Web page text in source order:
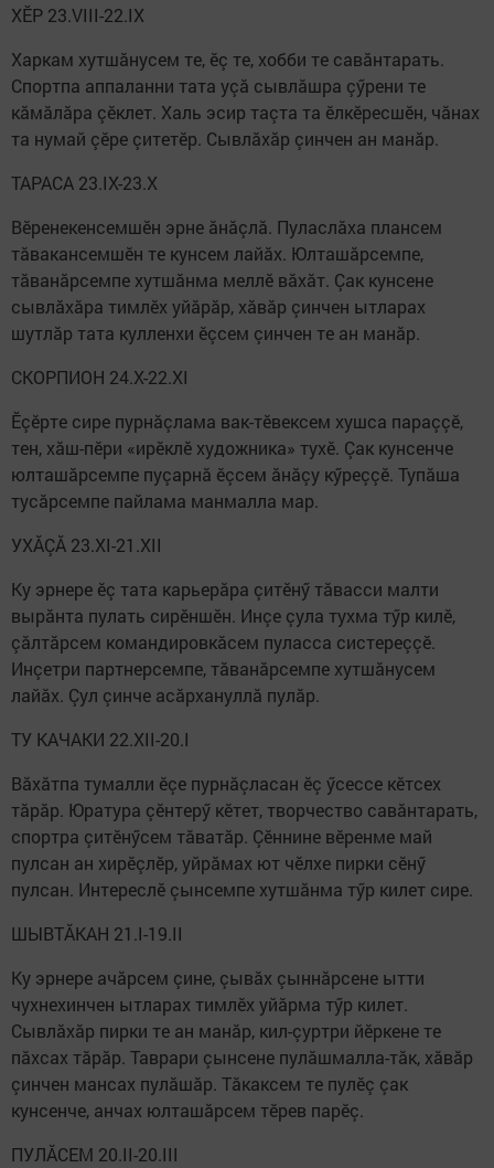
ХӖР 23.VIII-22.IX
Харкам хутшăнусем те, ӗç те, хобби те савăнтарать.
Спортпа аппаланни тата уçă сывлăшра çӳрени те
кăмăлăра çӗклет. Халь эсир таçта та ӗлкӗресшӗн, чăнах
та нумай çӗре çитетӗр. Сывлăхăр çинчен ан манăр.
ТАРАСА 23.IX-23.X
Вӗренекенсемшӗн эрне ăнăçлă. Пуласлăха плансем
тăвакансемшӗн те кунсем лайăх. Юлташăрсемпе,
тăванăрсемпе хутшăнма меллӗ вăхăт. Çак кунсене
сывлăхăра тимлӗх уйăрăр, хăвăр çинчен ытларах
шутлăр тата кулленхи ӗçсем çинчен те ан манăр.
СКОРПИОН 24.X-22.XI
Ӗçӗрте сире пурнăçлама вак-тӗвексем хушса параççӗ,
тен, хăш-пӗри «ирӗклӗ художника» тухӗ. Çак кунсенче
юлташăрсемпе пуçарнă ӗçсем ăнăçу кӳреççӗ. Тупăша
тусăрсемпе пайлама манмалла мар.
УХĂÇĂ 23.XI-21.XII
Ку эрнере ӗç тата карьерăра çитӗнӳ тăвасси малти
вырăнта пулать сирӗншӗн. Инçе çула тухма тӳр килӗ,
çăлтăрсем командировкăсем пуласса систереççӗ.
Инçетри партнерсемпе, тăванăрсемпе хутшăнусем
лайăх. Çул çинче асăрхануллă пулăр.
ТУ КАЧАКИ 22.XII-20.I
Вăхăтпа тумалли ӗçе пурнăçласан ӗç ӳсессе кӗтсех
тăрăр. Юратура çӗнтерӳ кӗтет, творчество савăнтарать,
спортра çитӗнӳсем тăватăр. Çӗннине вӗренме май
пулсан ан хирӗçлӗр, уйрăмах ют чӗлхе пирки сӗнӳ
пулсан. Интереслӗ çынсемпе хутшăнма тӳр килет сире.
ШЫВТĂКАН 21.I-19.II
Ку эрнере ачăрсем çине, çывăх çыннăрсене ытти
чухнехинчен ытларах тимлӗх уйăрма тӳр килет.
Сывлăхăр пирки те ан манăр, кил-çуртри йӗркене те
пăхсах тăрăр. Таврари çынсене пулăшмалла-тăк, хăвăр
çинчен мансах пулăшăр. Тăкаксем те пулӗç çак
кунсенче, анчах юлташăрсем тӗрев парӗç.
ПУЛĂСЕМ 20.II-20.III